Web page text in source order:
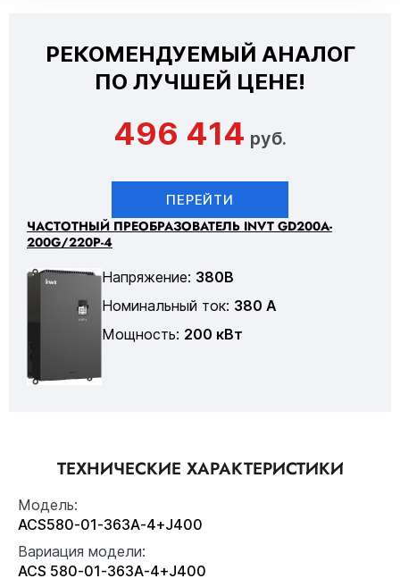
РЕКОМЕНДУЕМЫЙ АНАЛОГ
ПО ЛУЧШЕЙ ЦЕНЕ!
496 414 руб.
ПЕРЕЙТИ
ЧАСТОТНЫЙ ПРЕОБРАЗОВАТЕЛЬ INVT GD200A-
200G/220P-4
Напряжение: 380В
Номинальный ток: 380 А
Мощность: 200 кВт
ТЕХНИЧЕСКИЕ ХАРАКТЕРИСТИКИ
Модель:
ACS580-01-363A-4+J400
Вариация модели:
ACS 580-01-363A-4+J400